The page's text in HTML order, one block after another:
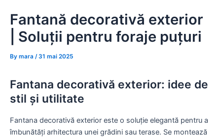
content
Fantană decorativă exterior
| Soluții pentru foraje puțuri
By mara /31 mai 2025
Fantana decorativă exterior: idee de
stil și utilitate
Fantana decorativă exterior este o soluție elegantă pentru a
îmbunătăți arhitectura unei grădini sau terase. Se montează